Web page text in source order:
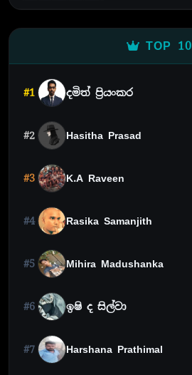
TOP 10
#1 දමිත් ප්‍රියංකර
#2 Hasitha Prasad
#3 K.A Raveen
#4 Rasika Samanjith
#5 Mihira Madushanka
#6 ඉෂි ද සිල්වා
#7 Harshana Prathimal